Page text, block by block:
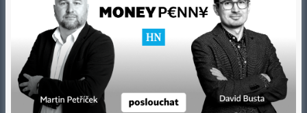
RSS kanály
Autorská práva vykonává vydavatel. Bez písemného svolení vydavatele je
zakázáno jakékoli užití částí nebo celku díla, zejména rozmnožování a šíření
jakýmkoli způsobem, mechanickým nebo elektronickým, v českém nebo
jiném jazyce. Bez souhlasu vydavatele je zakázáno též rozmnožování
obsahu pro účely automatizované analýzy textů nebo dat